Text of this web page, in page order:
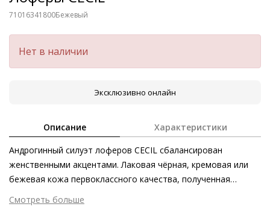
71016341800Бежевый
Нет в наличии
Эксклюзивно онлайн
Описание Характеристики
Андрогинный силуэт лоферов CECIL сбалансирован
женственными акцентами. Лаковая чёрная, кремовая или
бежевая кожа первоклассного качества, полученная
этичными методами на экологически безопасном
производстве, подчёркивает эффектность глянцевой
Смотреть больше